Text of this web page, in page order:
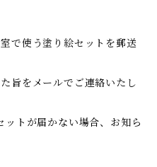
で使う塗り絵セットを郵送
旨をメールでご連絡いたし
ットが届かない場合、お知ら